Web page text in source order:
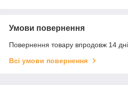
Умови повернення
Повернення товару впродовж 14
Всі умови повернення